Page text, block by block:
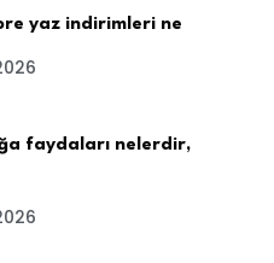
yaz indirimleri ne
faydaları nelerdir,